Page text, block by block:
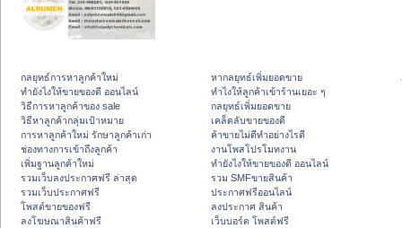
กลยุทธ์การหาลูกค้าใหม่
ทํายังไงให้ขายของดี ออนไลน์
วิธีการหาลูกค้าของ sale
วิธีหาลูกค้ากลุ่มเป้าหมาย
การหาลูกค้าใหม่ รักษาลูกค้าเก่า
ช่องทางการเข้าถึงลูกค้า
เพิ่มฐานลูกค้าใหม่
รวมเว็บลงประกาศฟรี ล่าสุด
รวมเว็บประกาศฟรี
โพสต์ขายของฟรี
ลงโฆษณาสินค้าฟรี
หากลยุทธ์เพิ่มยอดขาย
ทําไงให้ลูกค้าเข้าร้านเยอะ ๆ
กลยุทธ์เพิ่มยอดขาย
เคล็ดลับขายของดี
ค้าขายไม่ดีทำอย่างไรดี
งานโพสโปรโมทงาน
ทํายังไงให้ขายของดี ออนไลน์
รวม SMFขายสินค้า
ประกาศฟรีออนไลน์
ลงประกาศ สินค้า
เว็บบอร์ด โพสต์ฟรี